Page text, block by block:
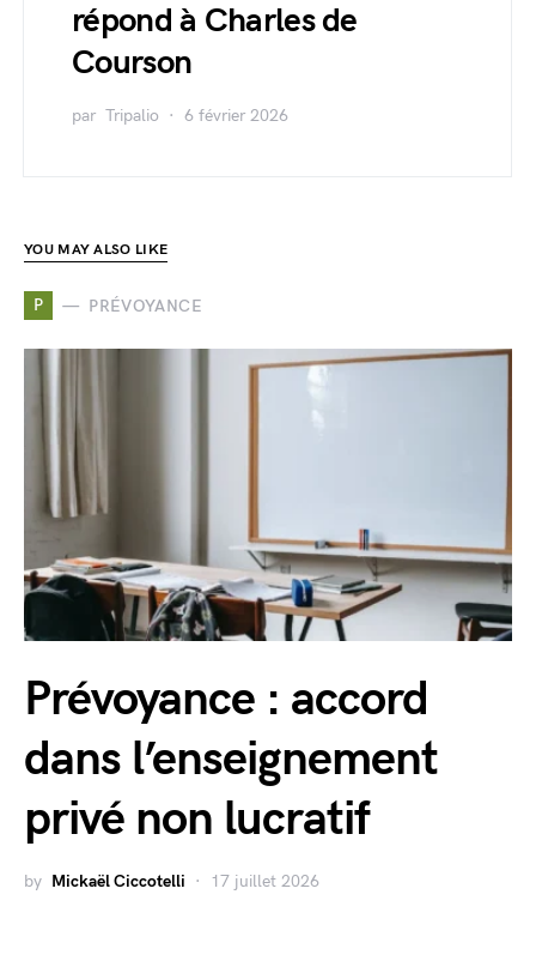
répond à Charles de
Courson
par Tripalio 6 février 2026
YOU MAY ALSO LIKE
P PRÉVOYANCE
Prévoyance : accord
dans l’enseignement
privé non lucratif
by Mickaël Ciccotelli 17 juillet 2026